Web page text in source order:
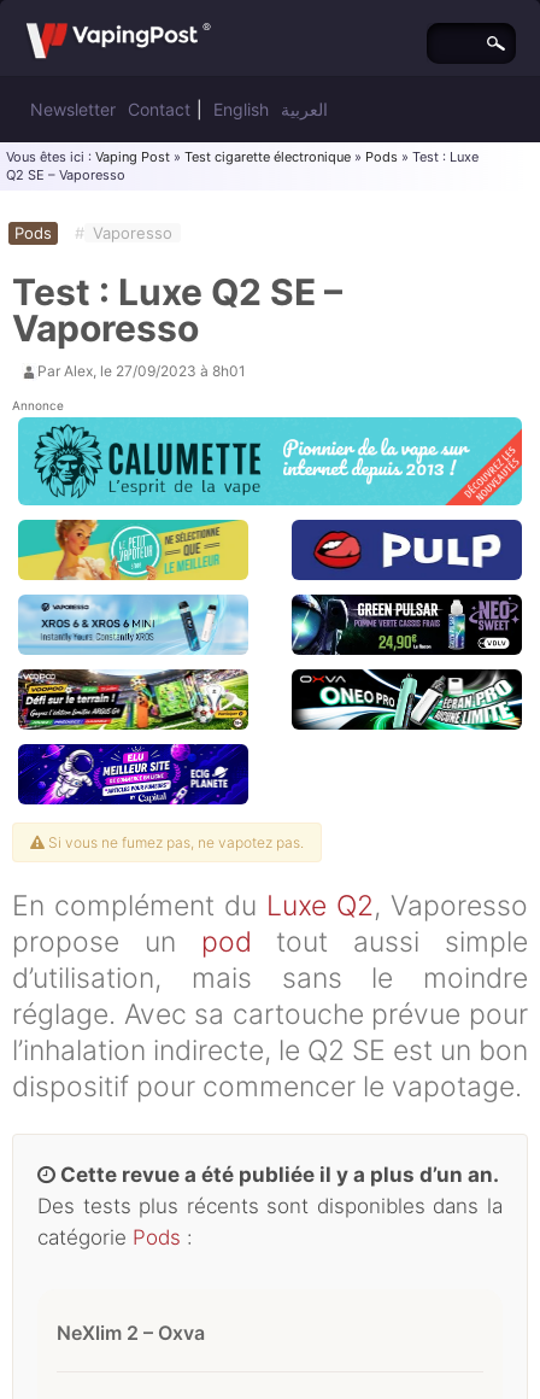
Newsletter Contact English العربية
Vous êtes ici : Vaping Post » Test cigarette électronique » Pods » Test : Luxe
Q2 SE – Vaporesso
Test : Luxe Q2 SE –
Vaporesso
Pods # Vaporesso
Par Alex, le 27/09/2023 à 8h01
Annonce
Si vous ne fumez pas, ne vapotez pas.
En complément du Luxe Q2, Vaporesso
propose un pod tout aussi simple
d’utilisation, mais sans le moindre
réglage. Avec sa cartouche prévue pour
l’inhalation indirecte, le Q2 SE est un bon
dispositif pour commencer le vapotage.
Cette revue a été publiée il y a plus d’un an.
Des tests plus récents sont disponibles dans la
catégorie Pods :
NeXlim 2 – Oxva